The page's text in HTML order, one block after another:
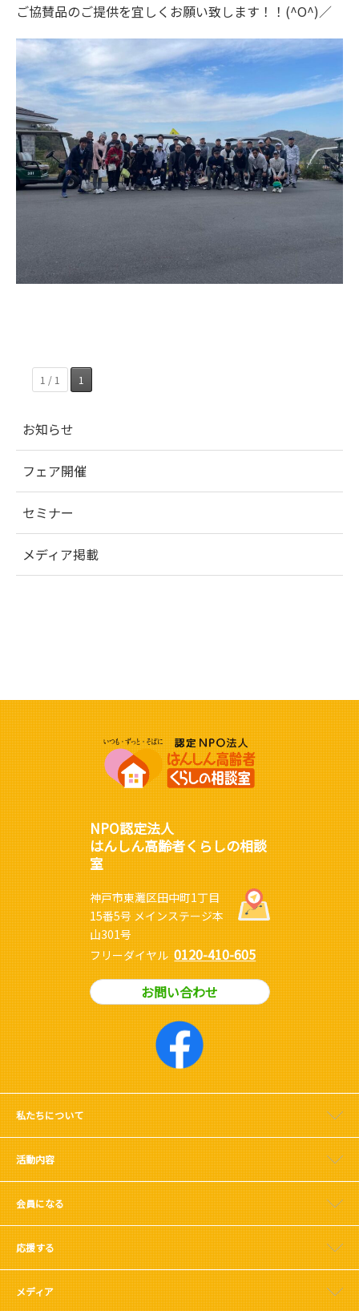
ご協賛品のご提供を宜しくお願い致します！！(^O^)／
1 / 1 1
お知らせ
フェア開催
セミナー
メディア掲載
NPO認定法人
はんしん高齢者くらしの相談
室
神戸市東灘区田中町1丁目
15番5号 メインステージ本
山301号
フリーダイヤル 0120-410-605
お問い合わせ
私たちについて
活動内容
会員になる
応援する
メディア